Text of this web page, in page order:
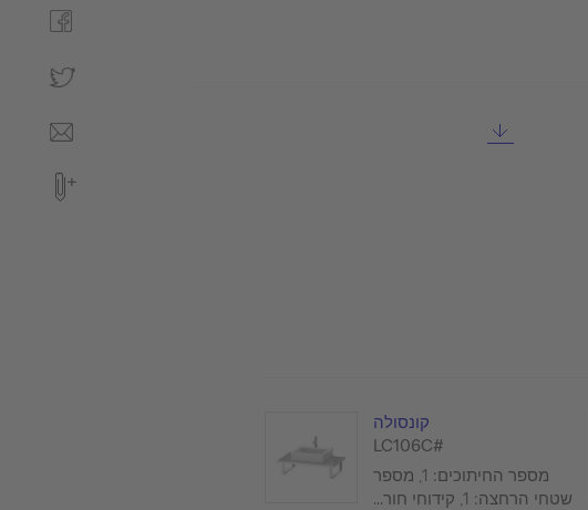
קונסולה
#LC106C
מספר החיתוכים: 1, מספר
שטחי הרחצה: 1, קידוחי חור...